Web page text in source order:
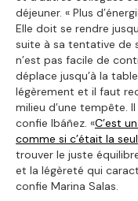
déjeuner. « Plus
Elle doit se rendre
suite à sa tentative de
n’est pas facile de
déplace jusqu’à la
légèrement et il faut
milieu d’une tempête.
confie Ibáñez. «C’est
comme si c’était la
trouver le juste
et la légèreté qui
confie Marina Salas.